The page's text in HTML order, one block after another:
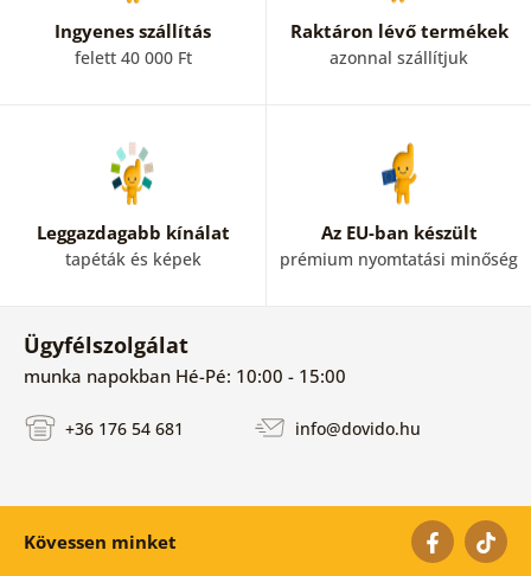
Ingyenes szállítás
felett 40 000 Ft
Raktáron lévő termékek
azonnal szállítjuk
Leggazdagabb kínálat
tapéták és képek
Az EU-ban készült
prémium nyomtatási minőség
Ügyfélszolgálat
munka napokban Hé-Pé: 10:00 - 15:00
+36 176 54 681 info@dovido.hu
Kövessen minket